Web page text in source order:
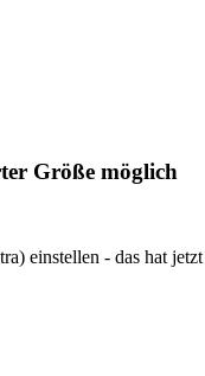
Größe möglich
einstellen - das hat